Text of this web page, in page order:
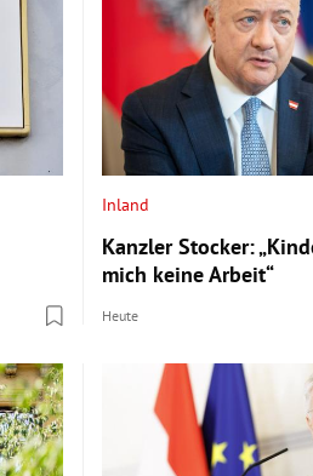
Inland
Kanzler Stocker:
mich keine Arbeit“
Heute